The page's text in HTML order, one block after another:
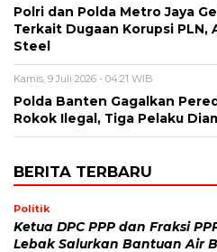
Polri dan Polda Metro Jaya
Terkait Dugaan Korupsi PLN,
Steel
Kamis, 9 Juli 2026 - 04:21 WIB
Polda Banten Gagalkan
Rokok Ilegal, Tiga Pelaku
BERITA TERBARU
Politik
Ketua DPC PPP dan Fraksi
Lebak Salurkan Bantuan Air